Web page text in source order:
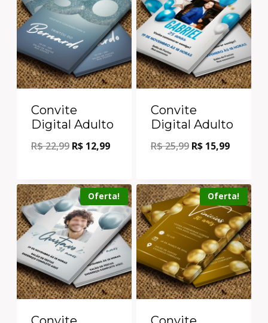
Convite
Digital Adulto
R$22,99 R$ 12,99
Convite
Digital Adulto
R$25,99 R$ 15,99
Oferta! Oferta!